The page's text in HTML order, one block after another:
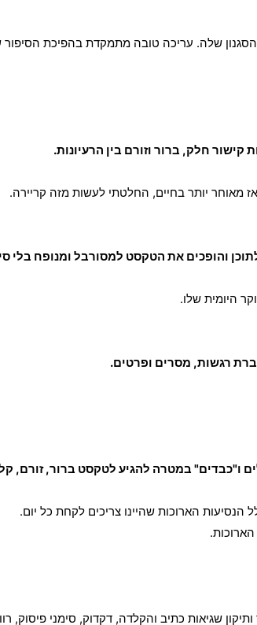
שלה. עריכה טובה מתמקדת בהפיכת
מאוחר יותר בחיים, החלטתי לעשות מזה קריירה.
הארוכות שהיינו צריכים לקחת כל יום.
שגיאות כתיב והקלדה, דקדוק, סימני